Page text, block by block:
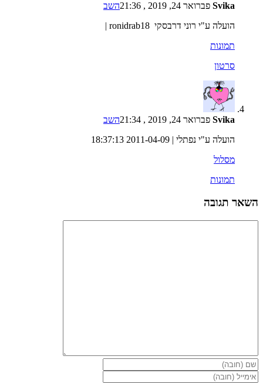
Svika פברואר 24, 2019 , 21:36
השב
הועלה ע"י רוני דרבסקי ronidrab18
|
תמונות
סרטון
Svika פברואר 24, 2019 , 21:34
השב
הועלה ע"י נפתלי |
2011-04-09 18:37:13
מסלול
תמונות
השאר תגובה